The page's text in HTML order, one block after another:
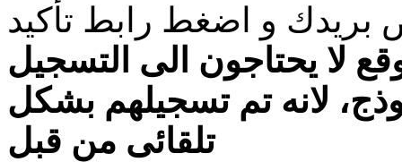
و اضغط رابط تأكيد
لا يحتاجون الى التسجيل
لانه تم تسجيلهم بشكل
تلقائى من قبل